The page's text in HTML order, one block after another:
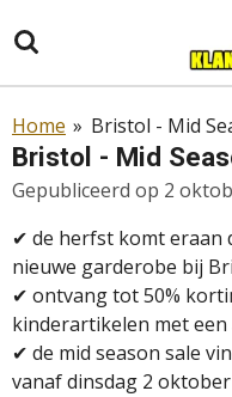
direct
naar
hoofdinhoud
Home » Bristol - Mid
Bristol - Mid
Gepubliceerd op 2
✔ de herfst komt eraan
nieuwe garderobe bij
✔ ontvang tot 50%
kinderartikelen met een
✔ de mid season sale
vanaf dinsdag 2